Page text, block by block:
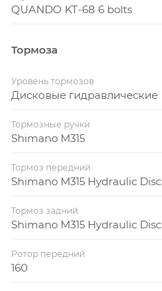
QUANDO KT-68 6 bolts
Тормоза
Уровень тормозов
Дисковые гидравлические
Тормозные ручки
Shimano M315
Тормоз передний
Shimano M315 Hydraulic Disc
Тормоз задний
Shimano M315 Hydraulic Disc
Ротор передний
160